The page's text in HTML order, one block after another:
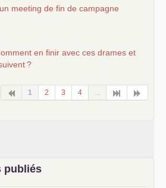
meeting de fin de campagne
en finir avec ces drames et
?
1 2 3 4
publiés